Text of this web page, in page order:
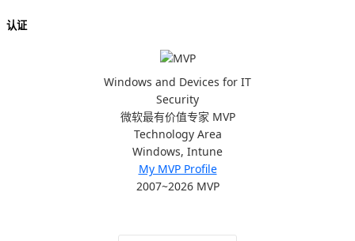
认证
Windows and Devices for IT
Security
微软最有价值专家 MVP
Technology Area
Windows, Intune
My MVP Profile
2007~2026 MVP